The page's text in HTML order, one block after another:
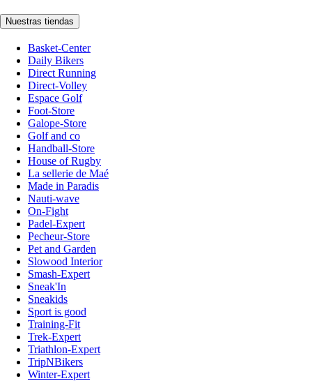
Nuestras tiendas
Basket-Center
Daily Bikers
Direct Running
Direct-Volley
Espace Golf
Foot-Store
Galope-Store
Golf and co
Handball-Store
House of Rugby
La sellerie de Maé
Made in Paradis
Nauti-wave
On-Fight
Padel-Expert
Pecheur-Store
Pet and Garden
Slowood Interior
Smash-Expert
Sneak'In
Sneakids
Sport is good
Training-Fit
Trek-Expert
Triathlon-Expert
TripNBikers
Winter-Expert